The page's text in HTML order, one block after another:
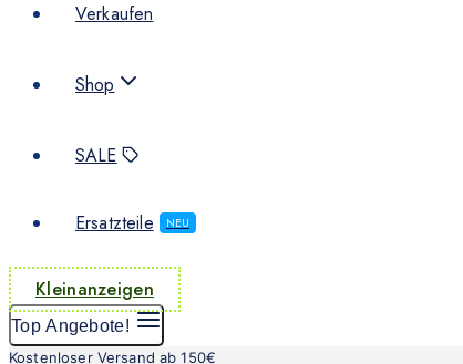
Verkaufen
Shop
SALE
Ersatzteile NEU
Kleinanzeigen
Top Angebote!
Kostenloser Versand ab 150€